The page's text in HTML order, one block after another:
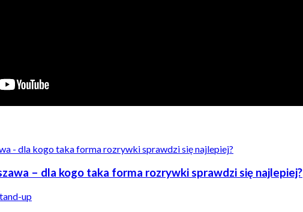
– dla kogo taka forma rozrywki sprawdzi się najlepiej?